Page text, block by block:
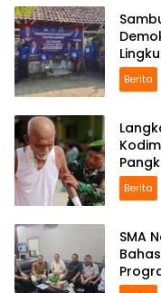
Berita
Berita
SMA